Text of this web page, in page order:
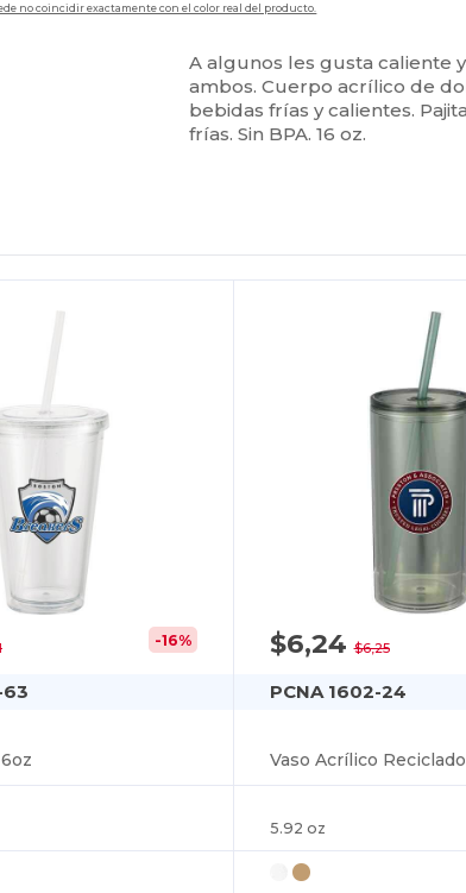
no coincidir exactamente con el color real del producto.
A algunos les gusta caliente
ambos. Cuerpo acrílico de
bebidas frías y calientes.
frías. Sin BPA. 16 oz.
-16%
63
$6,24$6,25
PCNA 1602-24
Vaso Acrílico
5.92 oz